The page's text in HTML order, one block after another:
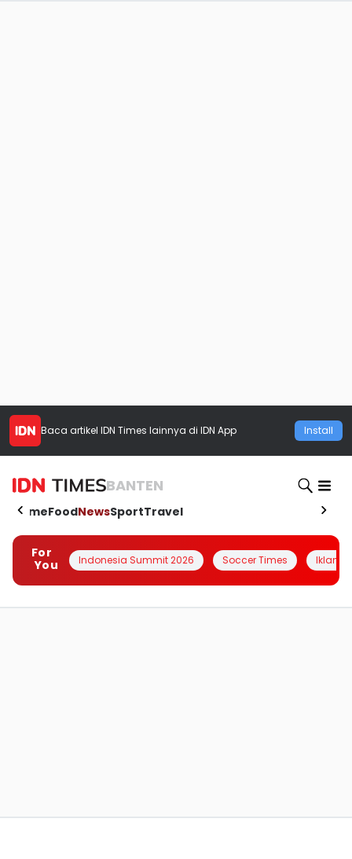
Baca artikel IDN Times lainnya di IDN App Install
BANTEN
HomeFoodNewsSportTravel
For
You
Indonesia Summit 2026 Soccer Times Iklanin